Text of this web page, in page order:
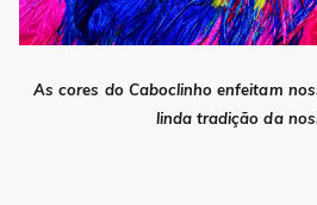
As cores do Caboclinho enfeitam
linda tradição da